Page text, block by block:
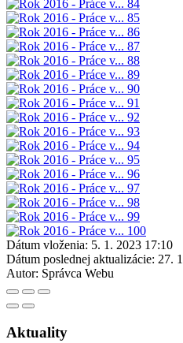
Dátum vloženia: 5. 1. 2023 17:10
Dátum poslednej aktualizácie: 27.
Autor: Správca Webu
Aktuality